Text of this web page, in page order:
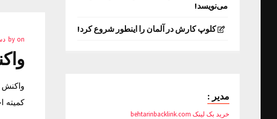
by on
کمیته
می‌نویسد!
کلوپ کارش در آلمان را اینطور شروع کرد!
مدیر :
خرید بک لینک behtarinbacklink.com